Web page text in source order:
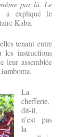
par là. Le
a expliqué le
Kaba.
tenant entre
instructions
leur assemblée
La
chefferie,
dit-il,
n’est pas
la